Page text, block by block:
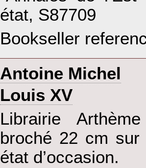
état, S87709‎
Bookseller
‎Antoine Michel‎
‎Louis XV‎
‎Librairie
broché 22 cm
état d’occasion.‎